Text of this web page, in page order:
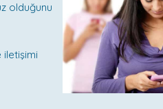
olduğunu
iletişimi